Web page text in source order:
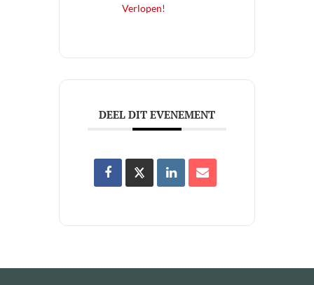
Verlopen!
DEEL DIT EVENEMENT